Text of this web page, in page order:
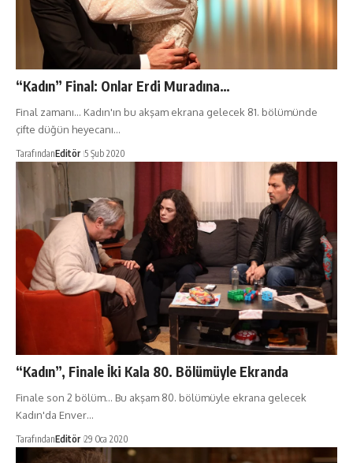
“Kadın” Final: Onlar Erdi Muradına…
Final zamanı... Kadın'ın bu akşam ekrana gelecek 81. bölümünde
çifte düğün heyecanı…
TarafındanEditör 5 Şub 2020
“Kadın”, Finale İki Kala 80. Bölümüyle Ekranda
Finale son 2 bölüm… Bu akşam 80. bölümüyle ekrana gelecek
Kadın'da Enver…
TarafındanEditör 29 Oca 2020